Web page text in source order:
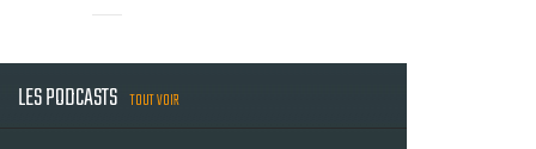
LES PODCASTS TOUT VOIR